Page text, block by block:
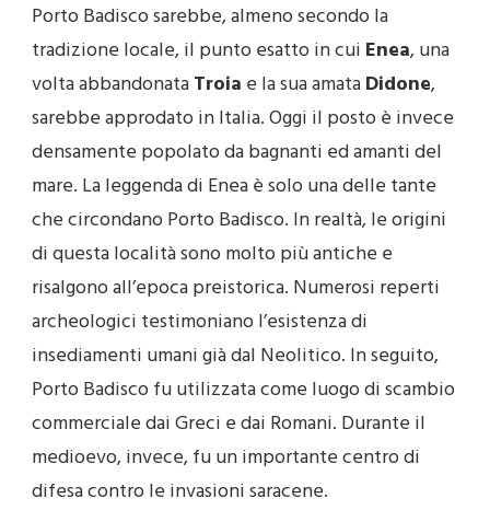
Porto Badisco sarebbe, almeno secondo la
tradizione locale, il punto esatto in cui Enea, una
volta abbandonataTroia e la sua amataDidone,
sarebbe approdato in Italia. Oggi il posto è invece
densamente popolato da bagnanti ed amanti del
mare. La leggenda di Enea è solo una delle tante
che circondano Porto Badisco. In realtà, le origini
di questa località sono molto più antiche e
risalgono all’epoca preistorica. Numerosi reperti
archeologici testimoniano l’esistenza di
insediamenti umani già dal Neolitico. In seguito,
Porto Badisco fu utilizzata come luogo di scambio
commerciale dai Greci e dai Romani. Durante il
medioevo, invece, fu un importante centro di
difesa contro le invasioni saracene.